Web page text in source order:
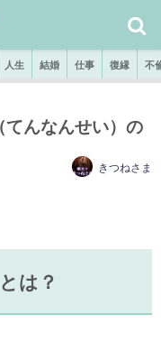
人生 結婚 仕事 復縁 不
んなんせい）の
きつねさま
は？